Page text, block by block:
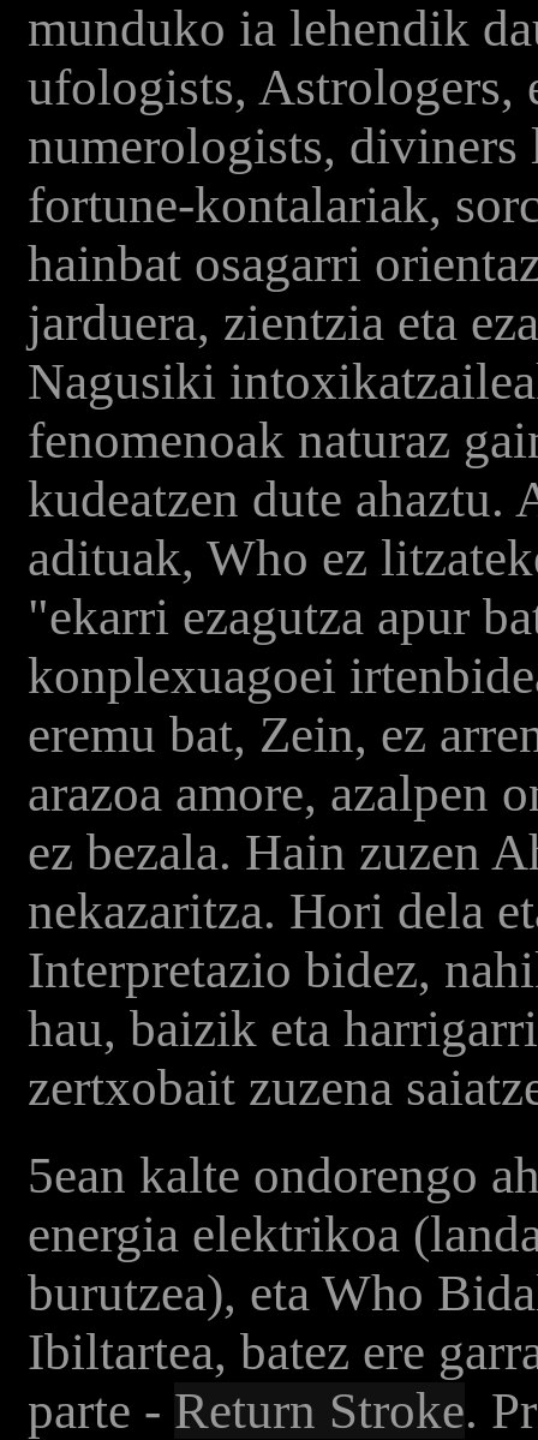
munduko ia lehendik
ufologists, Astrologers,
numerologists,
fortune-kontalariak,
hainbat osagarri
jarduera, zientzia eta
Nagusiki
fenomenoak naturaz
kudeatzen dute ahaztu.
adituak, Who ez
"ekarri ezagutza apur
konplexuagoei
eremu bat, Zein, ez
arazoa amore, azalpen
ez bezala. Hain zuzen
nekazaritza. Hori dela
Interpretazio bidez,
hau, baizik eta
zertxobait zuzena
5ean kalte ondorengo
energia elektrikoa
burutzea), eta Who
Ibiltartea, batez ere
parte - Return Stroke.